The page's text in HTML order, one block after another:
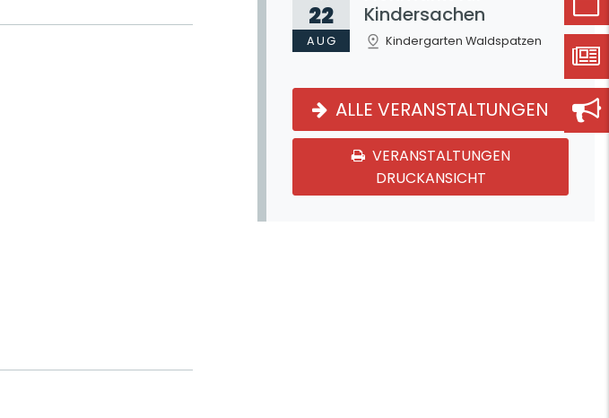
22
AUG
Kindersachen
Kindergarten Waldspatzen
ALLE VERANSTALTUNGEN
VERANSTALTUNGEN
DRUCKANSICHT